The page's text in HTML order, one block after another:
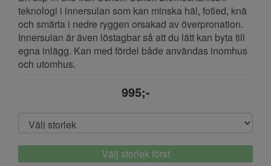
teknologi i innersulan som kan minska häl, fotled, knä
och smärta i nedre ryggen orsakad av överpronation.
Innersulan är även löstagbar så att du lätt kan byta till
egna inlägg. Kan med fördel både användas inomhus
och utomhus.
995;-
Välj storlek först